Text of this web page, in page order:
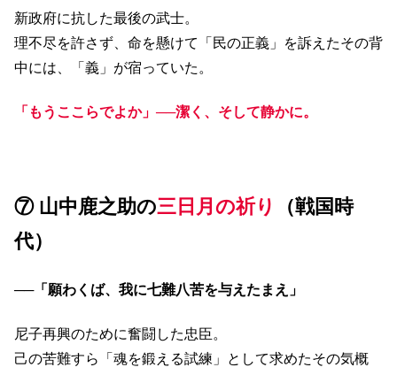
新政府に抗した最後の武士。
理不尽を許さず、命を懸けて「民の正義」を訴えたその背
中には、「義」が宿っていた。
「もうここらでよか」──潔く、そして静かに。
⑦ 山中鹿之助の三日月の祈り
（戦国時
代）
──「願わくば、我に七難八苦を与えたまえ」
尼子再興のために奮闘した忠臣。
己の苦難すら「魂を鍛える試練」として求めたその気概